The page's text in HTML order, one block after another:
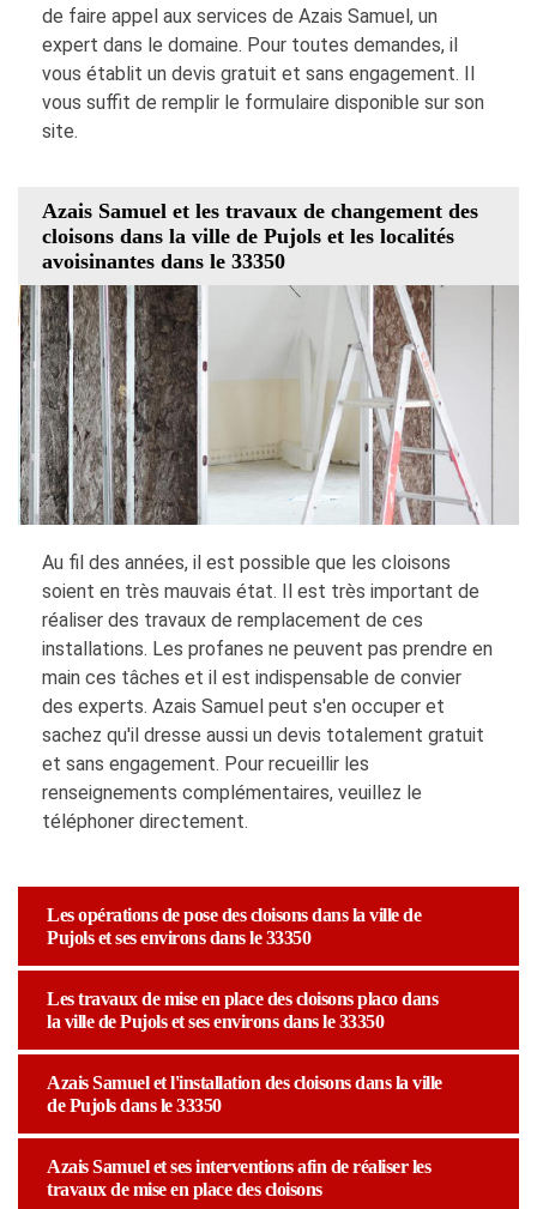
de faire appel aux services de Azais Samuel, un
expert dans le domaine. Pour toutes demandes, il
vous établit un devis gratuit et sans engagement. Il
vous suffit de remplir le formulaire disponible sur son
site.
Azais Samuel et les travaux de changement des
cloisons dans la ville de Pujols et les localités
avoisinantes dans le 33350
Au fil des années, il est possible que les cloisons
soient en très mauvais état. Il est très important de
réaliser des travaux de remplacement de ces
installations. Les profanes ne peuvent pas prendre en
main ces tâches et il est indispensable de convier
des experts. Azais Samuel peut s'en occuper et
sachez qu'il dresse aussi un devis totalement gratuit
et sans engagement. Pour recueillir les
renseignements complémentaires, veuillez le
téléphoner directement.
Les opérations de pose des cloisons dans la ville de
Pujols et ses environs dans le 33350
Les travaux de mise en place des cloisons placo dans
la ville de Pujols et ses environs dans le 33350
Azais Samuel et l'installation des cloisons dans la ville
de Pujols dans le 33350
Azais Samuel et ses interventions afin de réaliser les
travaux de mise en place des cloisons